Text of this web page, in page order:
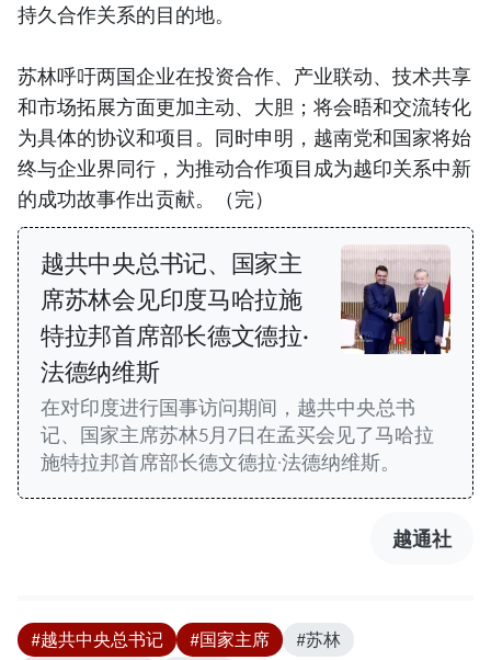
持久合作关系的目的地。
苏林呼吁两国企业在投资合作、产业联动、技术共享
和市场拓展方面更加主动、大胆；将会晤和交流转化
为具体的协议和项目。同时申明，越南党和国家将始
终与企业界同行，为推动合作项目成为越印关系中新
的成功故事作出贡献。（完）
越共中央总书记、国家主
席苏林会见印度马哈拉施
特拉邦首席部长德文德拉·
法德纳维斯
在对印度进行国事访问期间，越共中央总书
记、国家主席苏林5月7日在孟买会见了马哈拉
施特拉邦首席部长德文德拉·法德纳维斯。
越通社
#越共中央总书记 #国家主席 #苏林